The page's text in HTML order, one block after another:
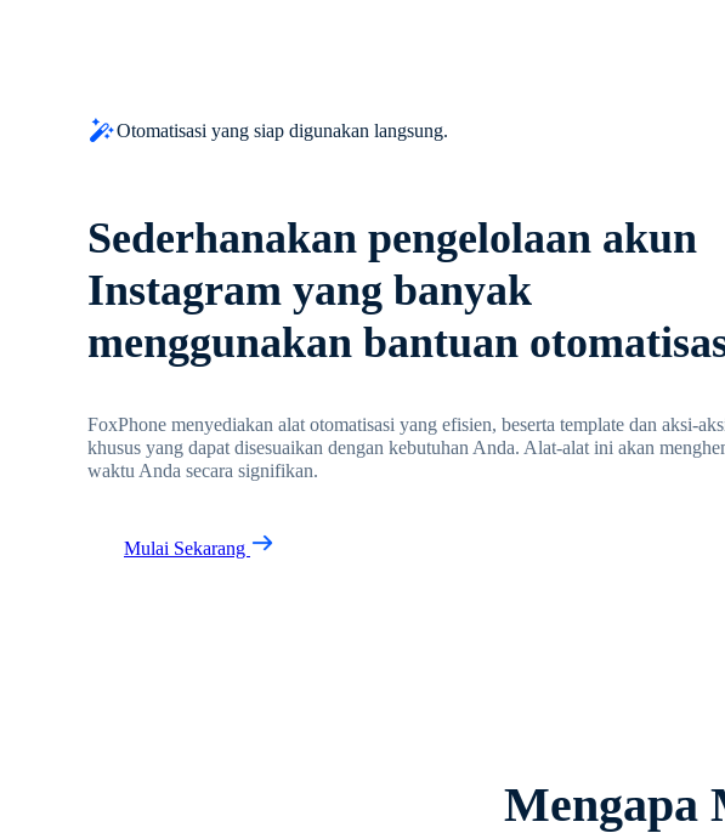
Otomatisasi yang siap digunakan langsung.
Sederhanakan pengelolaan akun
Instagram yang banyak
menggunakan bantuan
FoxPhone menyediakan alat otomatisasi yang efisien, beserta template dan aksi-
khusus yang dapat disesuaikan dengan kebutuhan Anda. Alat-alat ini akan
waktu Anda secara signifikan.
Mulai Sekarang
Mengapa